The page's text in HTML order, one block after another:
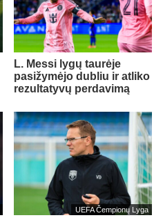
L. Messi lygų taurėje
pasižymėjo dubliu ir atliko
rezultatyvų perdavimą
UEFA Čempionų Lyga